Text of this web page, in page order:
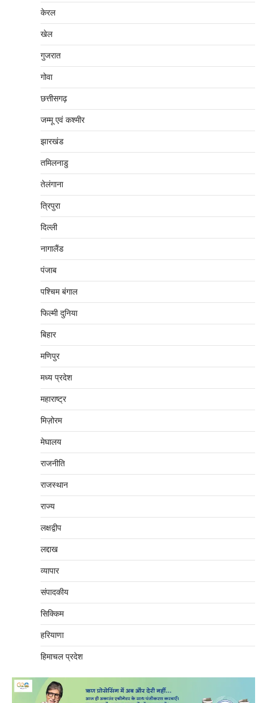
केरल
खेल
गुजरात
गोवा
छत्तीसगढ़
जम्‍मू एवं कश्‍मीर
झारखंड
तमिलनाडु
तेलंगाना
त्रिपुरा
दिल्‍ली
नागालैंड
पंजाब
पश्चिम बंगाल
फिल्मी दुनिया
बिहार
मणिपुर
मध्‍य प्रदेश
महाराष्‍ट्र
मिज़ोरम
मेघालय
राजनीति
राजस्थान
राज्य
लक्षद्वीप
लद्दाख
व्यापार
संपादकीय
सिक्किम
हरियाणा
हिमाचल प्रदेश